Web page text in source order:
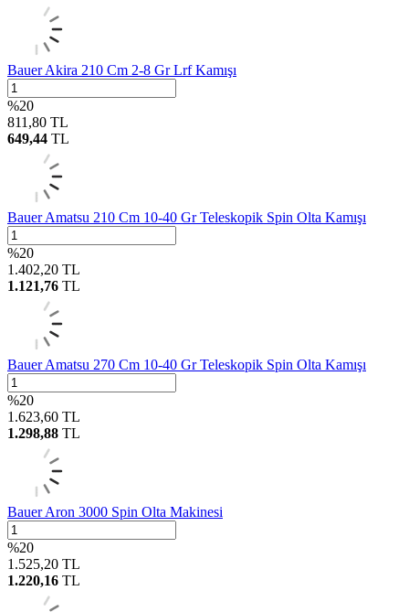
Bauer Akira 210 Cm 2-8 Gr Lrf Kamışı
%20
811,80 TL
649,44 TL
Bauer Amatsu 210 Cm 10-40 Gr Teleskopik Spin Olta Kamışı
%20
1.402,20 TL
1.121,76 TL
Bauer Amatsu 270 Cm 10-40 Gr Teleskopik Spin Olta Kamışı
%20
1.623,60 TL
1.298,88 TL
Bauer Aron 3000 Spin Olta Makinesi
%20
1.525,20 TL
1.220,16 TL